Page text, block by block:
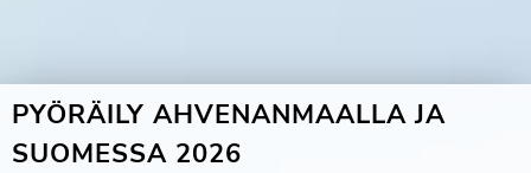
PYÖRÄILY AHVENANMAALLA JA
SUOMESSA 2026